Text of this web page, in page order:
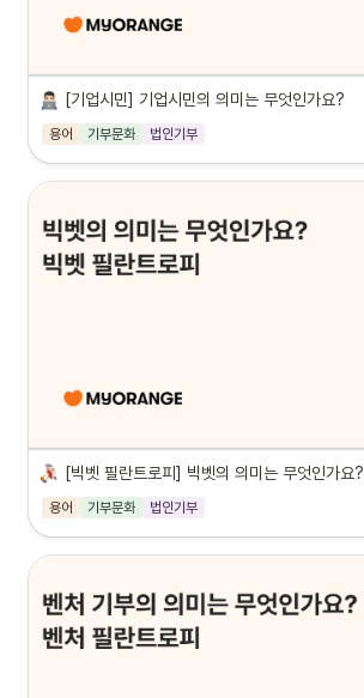
[기업시민] 기업시민의 의미는 무엇인가요?
용어 기부문화 법인기부
[빅벳 필란트로피] 빅벳의 의미는 무엇인가요?
용어 기부문화 법인기부